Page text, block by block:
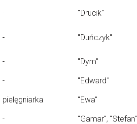
- "Drucik"
- "Duńczyk"
- "Dym"
- "Edward"
pielęgniarka "Ewa"
- "Gamar", "Stefan"